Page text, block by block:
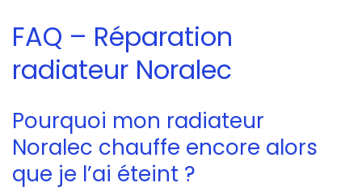
FAQ – Réparation
radiateur Noralec
Pourquoi mon radiateur
Noralec chauffe encore alors
que je l’ai éteint ?